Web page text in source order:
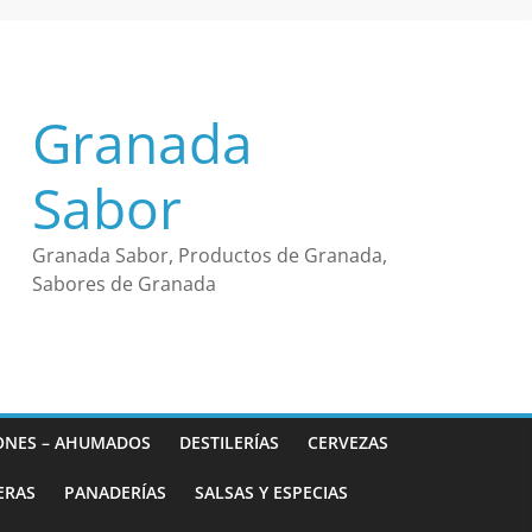
Granada
Sabor
Granada Sabor, Productos de Granada,
Sabores de Granada
– AHUMADOS DESTILERÍAS CERVEZAS
PANADERÍAS SALSAS Y ESPECIAS